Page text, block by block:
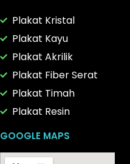
Plakat Kristal
Plakat Kayu
Plakat Akrilik
Plakat Fiber Serat
Plakat Timah
Plakat Resin
GOOGLE MAPS